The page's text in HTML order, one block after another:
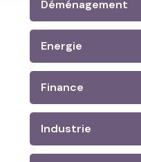
Déménagement
Energie
Finance
Industrie